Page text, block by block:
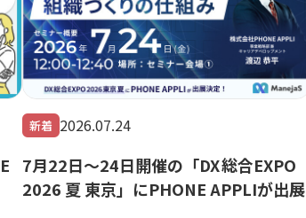
新着 2026.07.24
7月22日～24日開催の「DX 総合EXPO
2026 夏 東京」にPHONE APPLIが出展